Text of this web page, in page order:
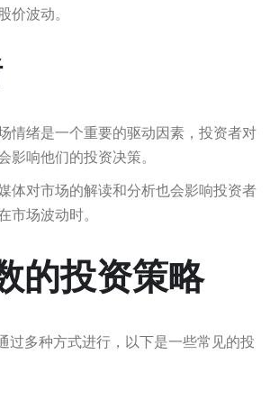
价波动。
情绪是一个重要的驱动因素，投资者对
影响他们的投资决策。
体对市场的解读和分析也会影响投资者
市场波动时。
的投资策略
过多种方式进行，以下是一些常见的投